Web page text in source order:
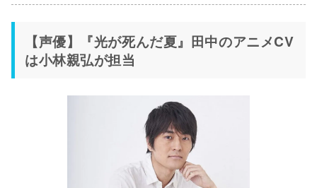
【声優】『光が死んだ夏』田中のアニメCV
は小林親弘が担当